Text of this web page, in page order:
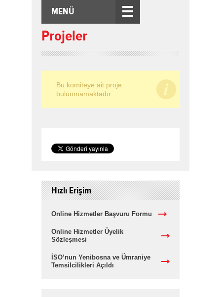
MENÜ
Projeler
Bu komiteye ait proje
bulunmamaktadır.
Hızlı Erişim
Online Hizmetler Başvuru Formu
Online Hizmetler Üyelik
Sözleşmesi
İSO’nun Yenibosna ve Ümraniye
Temsilcilikleri Açıldı